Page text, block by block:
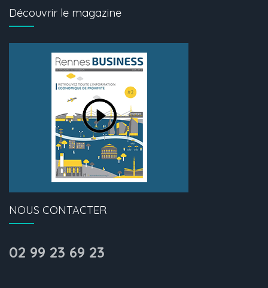
Découvrir le magazine
NOUS CONTACTER
02 99 23 69 23